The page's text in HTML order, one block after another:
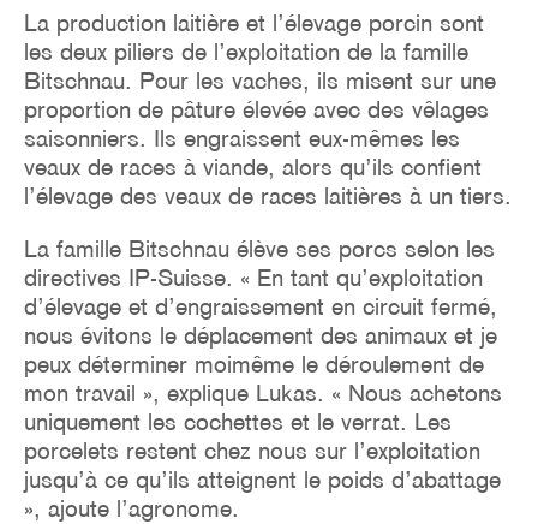
La production laitière et l’élevage porcin sont
les deux piliers de l’exploitation de la famille
Bitschnau. Pour les vaches, ils misent sur une
proportion de pâture élevée avec des vêlages
saisonniers. Ils engraissent eux-mêmes les
veaux de races à viande, alors qu’ils confient
l’élevage des veaux de races laitières à un tiers.
La famille Bitschnau élève ses porcs selon les
directives IP-Suisse. « En tant qu’exploitation
d’élevage et d’engraissement en circuit fermé,
nous évitons le déplacement des animaux et je
peux déterminer moimême le déroulement de
mon travail », explique Lukas. « Nous achetons
uniquement les cochettes et le verrat. Les
porcelets restent chez nous sur l’exploitation
jusqu’à ce qu’ils atteignent le poids d’abattage
», ajoute l’agronome.